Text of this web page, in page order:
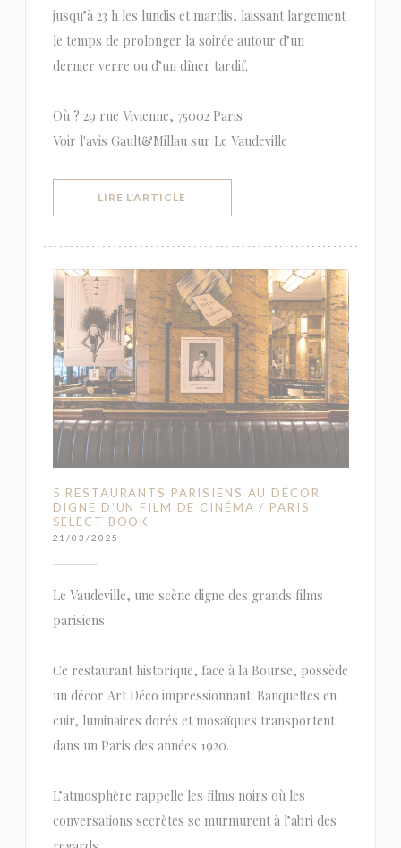
jusqu’à 23 h les lundis et mardis, laissant largement
le temps de prolonger la soirée autour d’un
dernier verre ou d’un dîner tardif.
Où ? 29 rue Vivienne, 75002 Paris
Voir l'avis Gault&Millau sur Le Vaudeville
LIRE L'ARTICLE
5 RESTAURANTS PARISIENS AU DÉCOR
DIGNE D’UN FILM DE CINÉMA / PARIS
SELECT BOOK
21/03/2025
Le Vaudeville, une scène digne des grands films
parisiens
Ce restaurant historique, face à la Bourse, possède
un décor Art Déco impressionnant. Banquettes en
cuir, luminaires dorés et mosaïques transportent
dans un Paris des années 1920.
L’atmosphère rappelle les films noirs où les
conversations secrètes se murmurent à l’abri des